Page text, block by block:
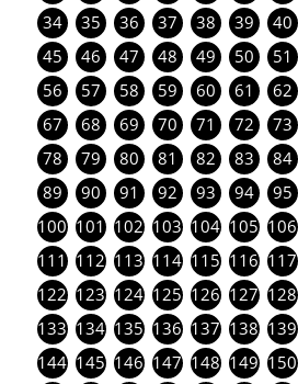
34
35 36 37 38 39 40
45
46 47 48 49 50 51
56
57 58 59 60 61 62
67
68 69 70 71 72 73
78
79 80 81 82 83 84
89
90 91 92 93 94 95
100 101 102 103 104 105 106
111 112 113 114 115 116 117
122 123 124 125 126 127 128
133 134 135 136 137 138 139
144 145 146 147 148 149 150